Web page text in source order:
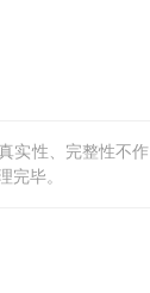
实性、完整性不作
完毕。